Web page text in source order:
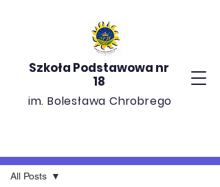
Szkoła Podstawowa nr
18
im. Bolesława Chrobrego
All Posts